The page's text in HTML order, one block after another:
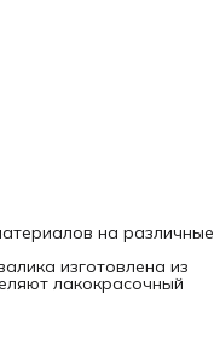
на различные
изготовлена из
лакокрасочный